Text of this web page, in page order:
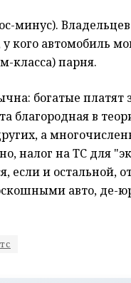
минус).
у кого автомобиль
класса) парня.
богатые
благородная в
а
налог на ТС для
если и
авто,
тс